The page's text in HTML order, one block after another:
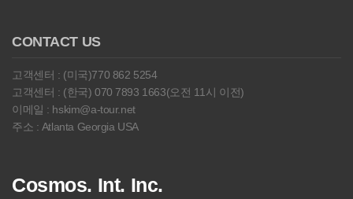
CONTACT US
고객센터 : (미국)770 862 5254
고객센터 : (한국) 070 7893 1663(오전 11시 이전)
이메일 : hskim@a-tour.net
주소 : Atlanta Georgia USA
Cosmos. Int. Inc.